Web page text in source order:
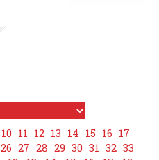
10 11 12 13 14 15 16 17
26 27 28 29 30 31 32 33